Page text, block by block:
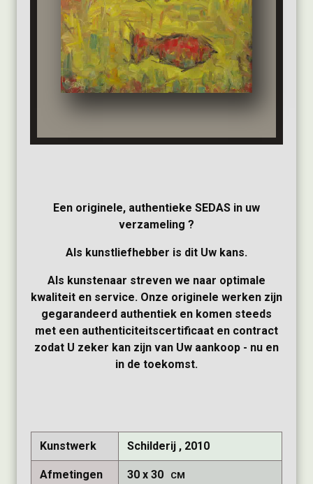
Een originele, authentieke SEDAS in uw
verzameling ?
Als kunstliefhebber is dit Uw kans.
Als kunstenaar streven we naar optimale
kwaliteit en service. Onze originele werken zijn
gegarandeerd authentiek en komen steeds
met een authenticiteitscertificaat en contract
zodat U zeker kan zijn van Uw aankoop - nu en
in de toekomst.
Kunstwerk Schilderij , 2010
Afmetingen 30 30 CM